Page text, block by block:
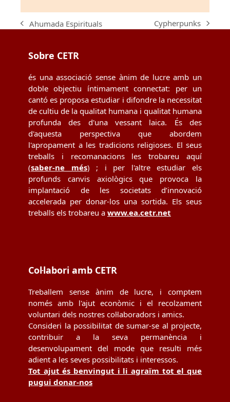
previous
Ahumada Espirituals
next
Cypherpunks
Sobre CETR
és una associació sense ànim de lucre amb un
doble objectiu íntimament connectat: per un
cantó es proposa estudiar i difondre la necessitat
de cultiu de la qualitat humana i qualitat humana
profunda des d'una vessant laica. És des
d'aquesta perspectiva que abordem
l'apropament a les tradicions religioses. El seus
treballs i recomanacions les trobareu aquí
(saber-ne més) ; i per l'altre estudiar els
profunds canvis axiològics que provoca la
implantació de les societats d’innovació
accelerada per donar-los una sortida. Els seus
treballs els trobareu a www.ea.cetr.net
Col·labori amb CETR
Treballem sense ànim de lucre, i comptem
només amb l'ajut econòmic i el recolzament
voluntari dels nostres col·laboradors i amics.
Consideri la possibilitat de sumar-se al projecte,
contribuir a la seva permanència i
desenvolupament del mode que resulti més
adient a les seves possibilitats i interessos.
Tot ajut és benvingut i li agraïm tot el que
pugui donar-nos